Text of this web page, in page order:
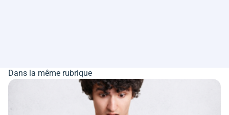
Dans la même rubrique